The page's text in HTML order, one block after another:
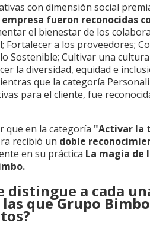
con dimensión social
fueron reconocidas
el bienestar de los
Fortalecer a los proveedores;
Sostenible; Cultivar una
la diversidad, equidad e
que la categoría
para el cliente, fue
que en la categoría "Activar la
recibió un doble
en su práctica La magia de
distingue a cada
que Grupo